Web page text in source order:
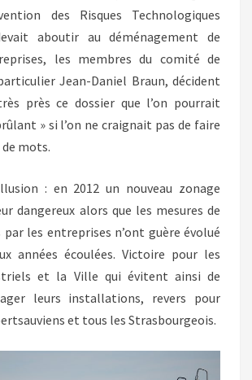
des Risques Technologiques
aboutir au déménagement de
les membres du comité de
Jean-Daniel Braun, décident
près ce dossier que l’on pourrait
» si l’on ne craignait pas de faire
mots.
: en 2012 un nouveau zonage
dangereux alors que les mesures de
les entreprises n’ont guère évolué
années écoulées. Victoire pour les
et la Ville qui évitent ainsi de
leurs installations, revers pour
et tous les Strasbourgeois.